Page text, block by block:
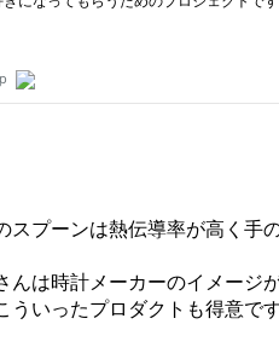
スプーンは熱伝導率が高く手
んは時計メーカーのイメージ
ういったプロダクトも得意です